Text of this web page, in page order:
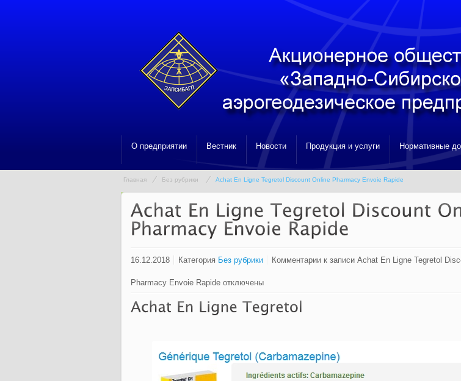
О предприятии Вестник Новости Продукция и услуги Нормативные
Главная Без рубрики Achat En Ligne Tegretol Discount Online Pharmacy Envoie Rapide
16.12.2018 Категория Без рубрики Комментарии к записи Achat En Ligne Tegretol
Pharmacy Envoie Rapide отключены